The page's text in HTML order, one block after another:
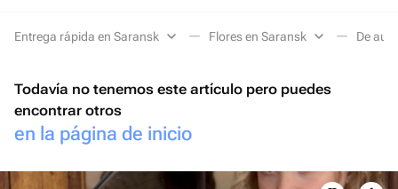
Entrega rápida en Saransk Flores en Saransk De
Todavía no tenemos este artículo pero puedes
encontrar otros
en la página de inicio